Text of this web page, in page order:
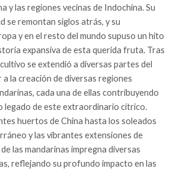
y las regiones vecinas de Indochina. Su
se remontan siglos atrás, y su
y en el resto del mundo supuso un hito
expansiva de esta querida fruta. Tras
se extendió a diversas partes del
a la creación de diversas regiones
cada una de ellas contribuyendo
legado de este extraordinario cítrico.
huertos de China hasta los soleados
y las vibrantes extensiones de
las mandarinas impregna diversas
reflejando su profundo impacto en las